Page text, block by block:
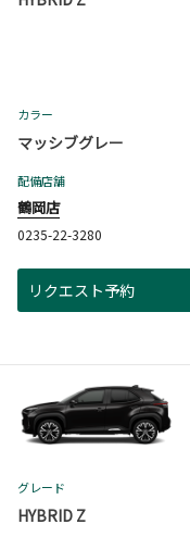
カラー
マッシブグレー
配備店舗
鶴岡店
0235-22-3280
リクエスト予約
グレード
HYBRID Z